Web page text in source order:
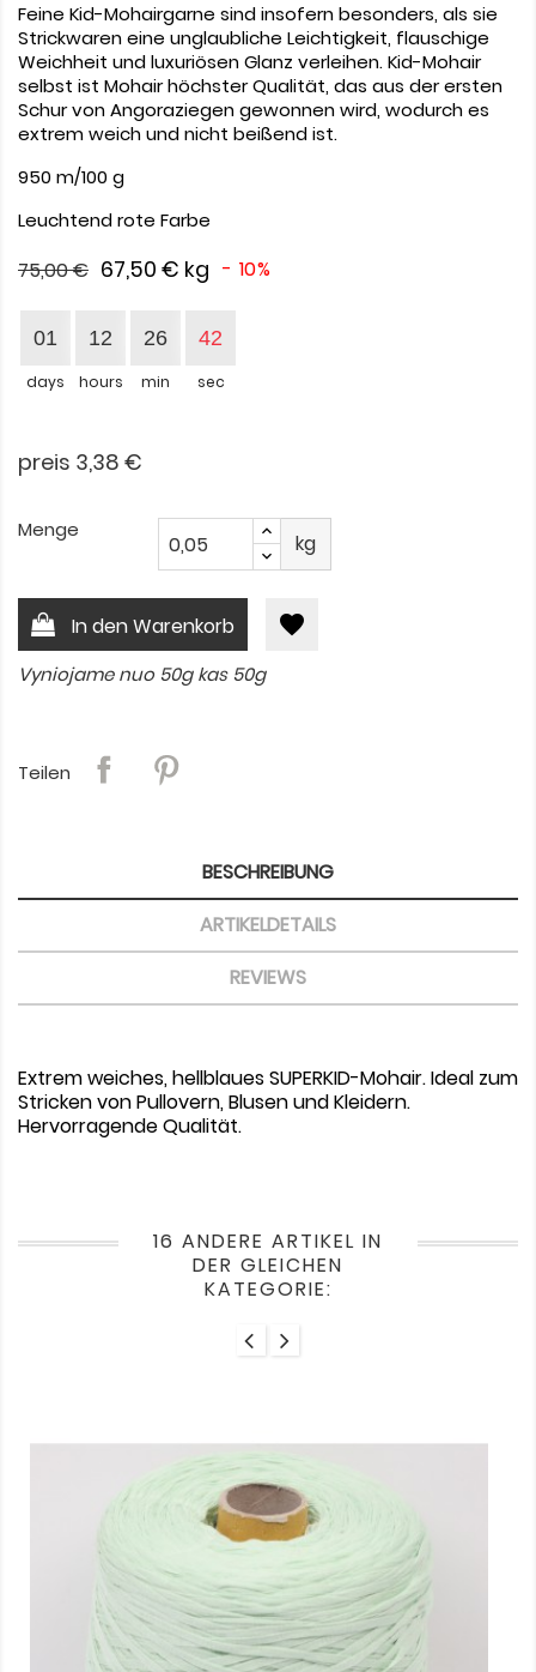
Feine Kid-Mohairgarne sind insofern besonders, als sie
Strickwaren eine unglaubliche Leichtigkeit, flauschige
Weichheit und luxuriösen Glanz verleihen. Kid-Mohair
selbst ist Mohair höchster Qualität, das aus der ersten
Schur von Angoraziegen gewonnen wird, wodurch es
extrem weich und nicht beißend ist.
950 m/100 g
Leuchtend rote Farbe
67,50 € kg - 10%
75,00 €
01
days
12
hours
26
min
41
sec
preis 3,38 €
Menge
kg
In den Warenkorb favorite
Vyniojame nuo 50g kas 50g
Teilen
BESCHREIBUNG
ARTIKELDETAILS
REVIEWS
Extrem weiches, hellblaues SUPERKID-Mohair. Ideal zum
Stricken von Pullovern, Blusen und Kleidern.
Hervorragende Qualität.
16 ANDERE ARTIKEL IN
DER GLEICHEN
KATEGORIE: